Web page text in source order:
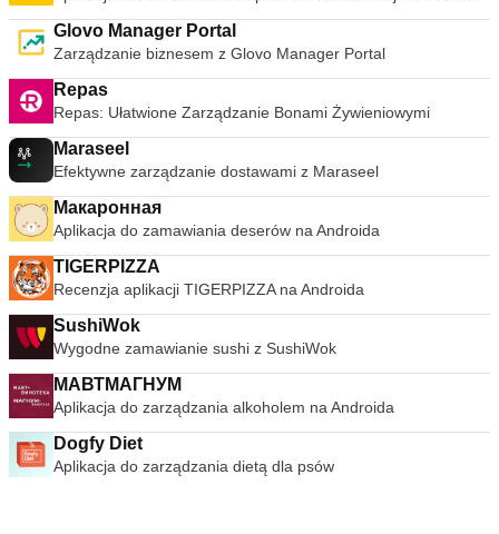
Glovo Manager Portal
Zarządzanie biznesem z Glovo Manager Portal
Repas
Repas: Ułatwione Zarządzanie Bonami Żywieniowymi
Maraseel
Efektywne zarządzanie dostawami z Maraseel
Макаронная
Aplikacja do zamawiania deserów na Androida
TIGERPIZZA
Recenzja aplikacji TIGERPIZZA na Androida
SushiWok
Wygodne zamawianie sushi z SushiWok
МАВТМАГНУМ
Aplikacja do zarządzania alkoholem na Androida
Dogfy Diet
Aplikacja do zarządzania dietą dla psów